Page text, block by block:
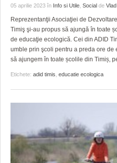
05 aprilie 2023 în Info si Utile Social de
Reprezentanţii Asociaţiei de
Timiş şi-au propus să ajungă în toate
de educaţie ecologică. Cei din ADID
umble prin şcoli pentru a preda ore de
să ajungem în toate școlile din Timiș,
Etichete: adid timis educatie ecologica